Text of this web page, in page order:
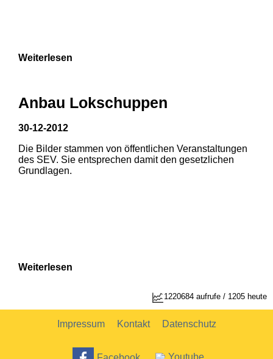
1 2
Weiterlesen
Anbau Lokschuppen
30-12-2012
Die Bilder stammen von öffentlichen Veranstaltungen
des SEV. Sie entsprechen damit den gesetzlichen
Grundlagen.
Weiterlesen
1220684 aufrufe / 1205 heute
Impressum Kontakt Datenschutz